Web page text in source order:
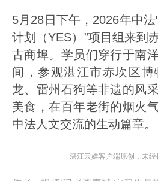
5月28日下午，2026年中
计划（YES）”项目组来到
古商埠。学员们穿行于南
间，参观湛江市赤坎区
龙、雷州石狗等非遗的风
美食，在百年老街的烟火
中法人文交流的生动篇章。
湛江云媒客户端原创，未经